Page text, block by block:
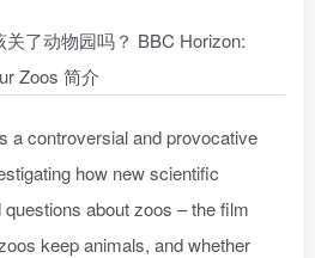
了动物园吗？ BBC Horizon:
Zoos 简介
a controversial and provocative
how new scientific
about zoos – the film
keep animals, and whether